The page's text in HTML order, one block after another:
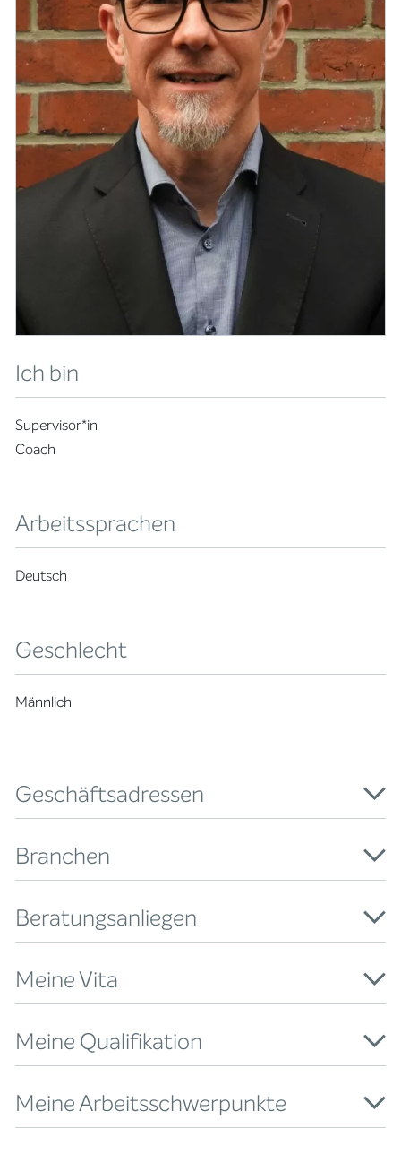
Ich bin
Supervisor*in
Coach
Arbeitssprachen
Deutsch
Geschlecht
Männlich
Geschäftsadressen
Branchen
Beratungsanliegen
Meine Vita
Meine Qualifikation
Meine Arbeitsschwerpunkte